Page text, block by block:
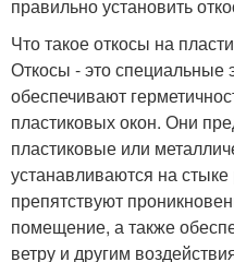
правильно установить
Что такое откосы на
Откосы - это специальные
обеспечивают
пластиковых окон. Они
пластиковые или
устанавливаются на
препятствуют
помещение, а также
ветру и другим